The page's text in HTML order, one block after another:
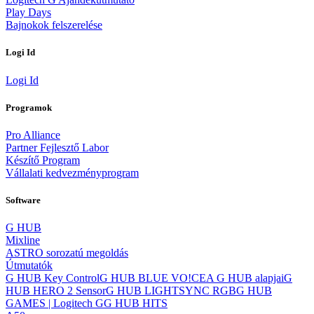
Play Days
Bajnokok felszerelése
Logi Id
Logi Id
Programok
Pro Alliance
Partner Fejlesztő Labor
Készítő Program
Vállalati kedvezményprogram
Software
G HUB
Mixline
ASTRO sorozatú megoldás
Útmutatók
G HUB Key ControlG HUB BLUE VO!CEA G HUB alapjaiG
HUB HERO 2 SensorG HUB LIGHTSYNC RGBG HUB
GAMES | Logitech GG HUB HITS